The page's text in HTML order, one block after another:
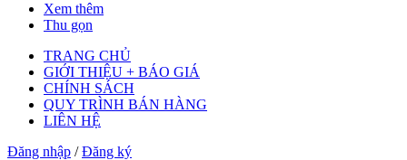
Xem thêm
Thu gọn
TRANG CHỦ
GIỚI THIỆU + BÁO GIÁ
CHÍNH SÁCH
QUY TRÌNH BÁN HÀNG
LIÊN HỆ
Đăng nhập /Đăng ký